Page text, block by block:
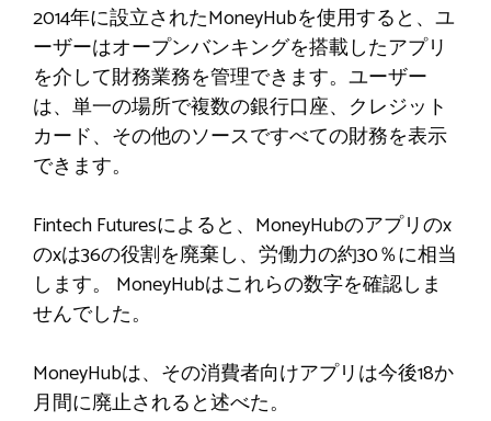
2014年に設立されたMoneyHubを使用すると、ユ
ーザーはオープンバンキングを搭載したアプリ
を介して財務業務を管理できます。ユーザー
は、単一の場所で複数の銀行口座、クレジット
カード、その他のソースですべての財務を表示
できます。
Fintech Futuresによると、MoneyHubのアプリのx
のxは36の役割を廃棄し、労働力の約30％に相当
します。 MoneyHubはこれらの数字を確認しま
せんでした。
MoneyHubは、その消費者向けアプリは今後18か
月間に廃止されると述べた。